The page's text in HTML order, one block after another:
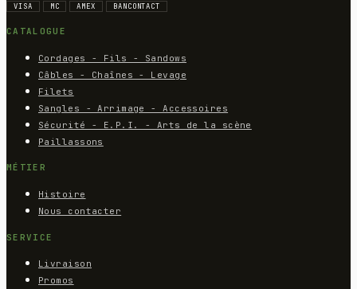
VISA MC AMEX BANCONTACT
CATALOGUE
Cordages - Fils - Sandows
Câbles - Chaînes - Levage
Filets
Sangles - Arrimage - Accessoires
Sécurité - E.P.I. - Arts de la scène
Paillassons
MÉTIER
Histoire
Nous contacter
SERVICE
Livraison
Promos